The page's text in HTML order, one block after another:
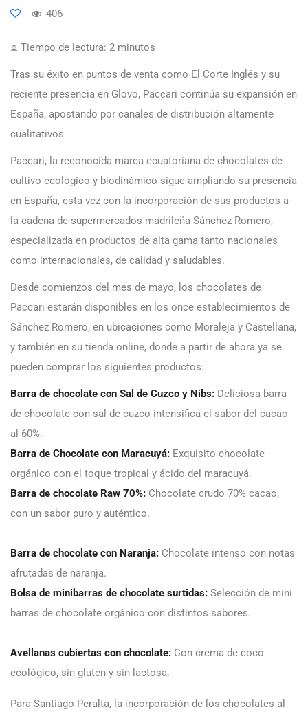
406
⏳ Tiempo de lectura: 2 minutos
Tras su éxito en puntos de venta como El Corte Inglés y su
reciente presencia en Glovo, Paccari continúa su expansión en
España, apostando por canales de distribución altamente
cualitativos
Paccari, la reconocida marca ecuatoriana de chocolates de
cultivo ecológico y biodinámico sigue ampliando su presencia
en España, esta vez con la incorporación de sus productos a
la cadena de supermercados madrileña Sánchez Romero,
especializada en productos de alta gama tanto nacionales
como internacionales, de calidad y saludables.
Desde comienzos del mes de mayo, los chocolates de
Paccari estarán disponibles en los once establecimientos de
Sánchez Romero, en ubicaciones como Moraleja y Castellana,
y también en su tienda online, donde a partir de ahora ya se
pueden comprar los siguientes productos:
Barra de chocolate con Sal de Cuzco y Nibs: Deliciosa barra
de chocolate con sal de cuzco intensifica el sabor del cacao
al 60%.
Barra de Chocolate con Maracuyá: Exquisito chocolate
orgánico con el toque tropical y ácido del maracuyá.
Barra de chocolate Raw 70%: Chocolate crudo 70% cacao,
con un sabor puro y auténtico.
Barra de chocolate con Naranja: Chocolate intenso con notas
afrutadas de naranja.
Bolsa de minibarras de chocolate surtidas: Selección de mini
barras de chocolate orgánico con distintos sabores.
Avellanas cubiertas con chocolate: Con crema de coco
ecológico, sin gluten y sin lactosa.
Para Santiago Peralta, la incorporación de los chocolates al